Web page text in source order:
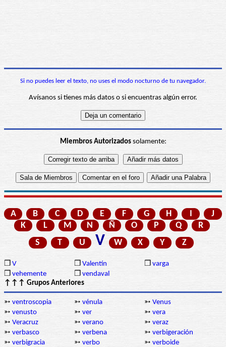
Si no puedes leer el texto, no uses el modo nocturno de tu navegador.
Avísanos si tienes más datos o si encuentras algún error.
Miembros Autorizadossolamente:
A B C D E F G H
J
K
L M N Ñ O P Q
R
S
T U V W X Y Z
❒ V ❒ Valentín ❒ varga
❒ vehemente ❒ vendaval
↑↑↑ Grupos Anteriores
➳ ventroscopia ➳ vénula ➳ Venus
➳ venusto ➳ ver ➳ vera
➳ Veracruz ➳ verano ➳ veraz
➳ verbasco ➳ verbena ➳ verbigeración
➳ verbigracia ➳ verbo ➳ verboide